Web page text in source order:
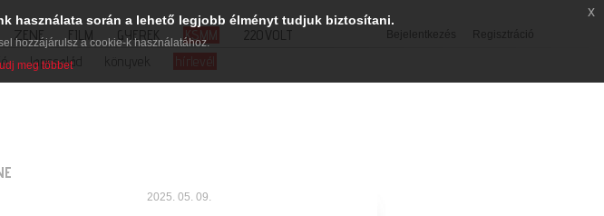
Bejelentkezés Regisztráció
ZENE FILM GYEREK KSMM
220VOLT
lapcsalád könyvek hírlevél
2025. 05. 09.
használata során a lehető legjobb élményt tudjuk biztosítani.
hozzájárulsz a cookie-k használatához.
meg többet
x